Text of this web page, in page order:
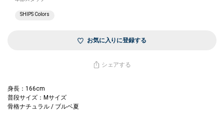
SHIPS Colors
お気に入りに登録する
シェアする
身長：166cm
普段サイズ：Mサイズ
骨格ナチュラル / ブルベ夏